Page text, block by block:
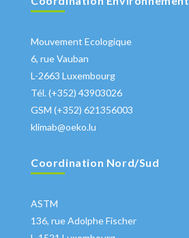
Mouvement Ecologique
6, rue Vauban
L-2663 Luxembourg
Tél. (+352) 43903026
GSM (+352) 621356003
klimab@oeko.lu
Coordination Nord/Sud
ASTM
136, rue Adolphe Fischer